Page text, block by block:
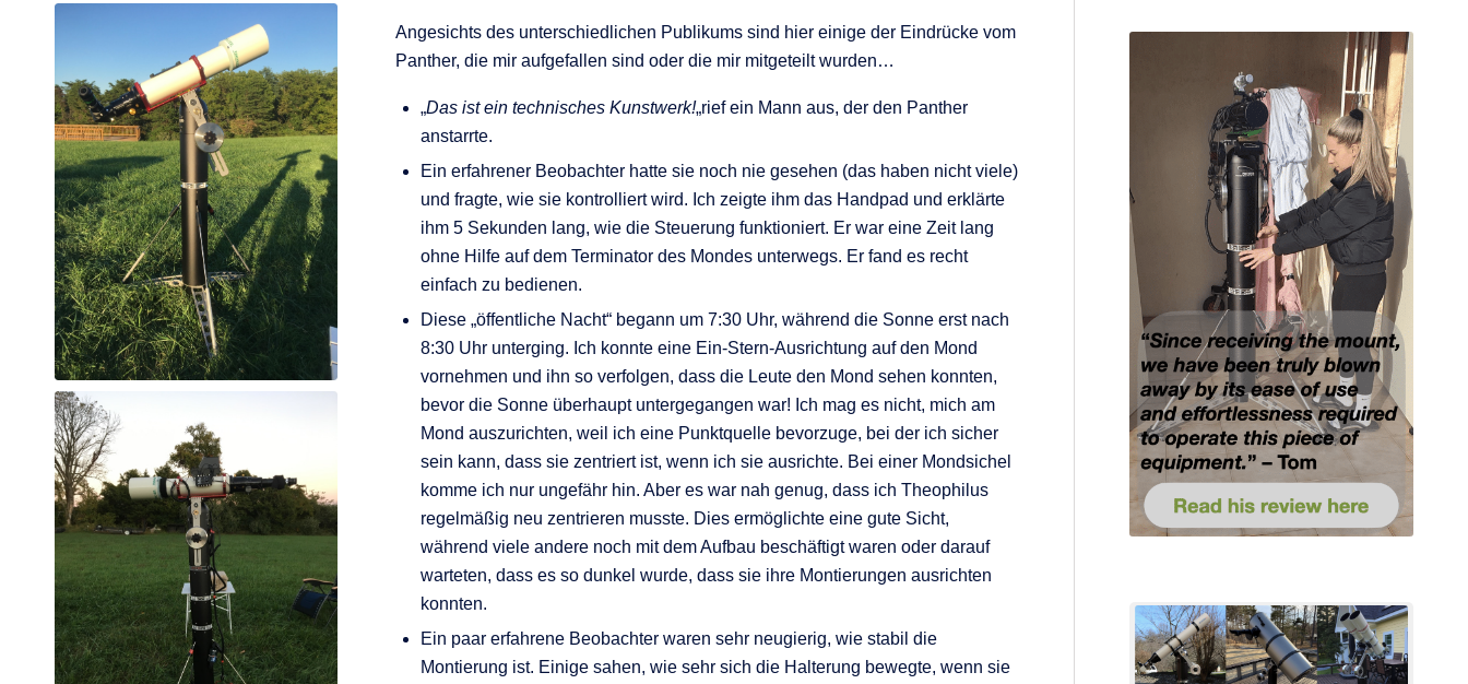
Angesichts des unterschiedlichen Publikums sind hier einige der Eindrücke vom
Panther, die mir aufgefallen sind oder die mir mitgeteilt wurden…
„Das ist ein technisches Kunstwerk!„rief ein Mann aus, der den Panther
anstarrte.
Ein erfahrener Beobachter hatte sie noch nie gesehen (das haben nicht viele)
und fragte, wie sie kontrolliert wird. Ich zeigte ihm das Handpad und erklärte
ihm 5 Sekunden lang, wie die Steuerung funktioniert. Er war eine Zeit lang
ohne Hilfe auf dem Terminator des Mondes unterwegs. Er fand es recht
einfach zu bedienen.
Diese „öffentliche Nacht“ begann um 7:30 Uhr, während die Sonne erst nach
8:30 Uhr unterging. Ich konnte eine Ein-Stern-Ausrichtung auf den Mond
vornehmen und ihn so verfolgen, dass die Leute den Mond sehen konnten,
bevor die Sonne überhaupt untergegangen war! Ich mag es nicht, mich am
Mond auszurichten, weil ich eine Punktquelle bevorzuge, bei der ich sicher
sein kann, dass sie zentriert ist, wenn ich sie ausrichte. Bei einer Mondsichel
komme ich nur ungefähr hin. Aber es war nah genug, dass ich Theophilus
regelmäßig neu zentrieren musste. Dies ermöglichte eine gute Sicht,
während viele andere noch mit dem Aufbau beschäftigt waren oder darauf
warteten, dass es so dunkel wurde, dass sie ihre Montierungen ausrichten
konnten.
Ein paar erfahrene Beobachter waren sehr neugierig, wie stabil die
Montierung ist. Einige sahen, wie sehr sich die Halterung bewegte, wenn sie